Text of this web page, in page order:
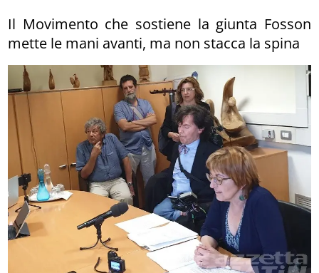
Il Movimento che sostiene la giunta Fosson
mette le mani avanti, ma non stacca la spina